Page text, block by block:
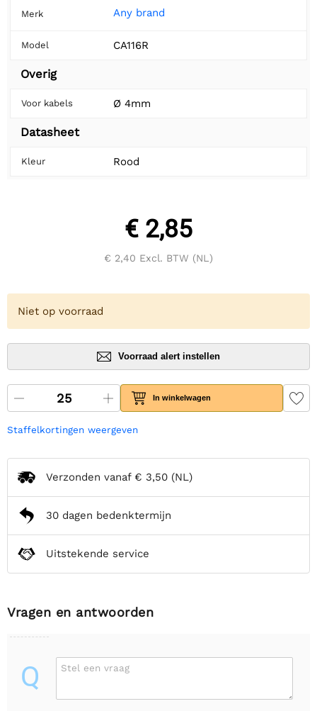
Merk Any brand
Model CA116R
Overig
Voor kabels Ø 4mm
Datasheet
Kleur Rood
€ 2,85
€ 2,40 Excl. BTW (NL)
Niet op voorraad
Voorraad alert instellen
In winkelwagen
Staffelkortingen weergeven
Verzonden vanaf € 3,50 (NL)
30 dagen bedenktermijn
Uitstekende service
Vragen en antwoorden
Q Stel een vraag